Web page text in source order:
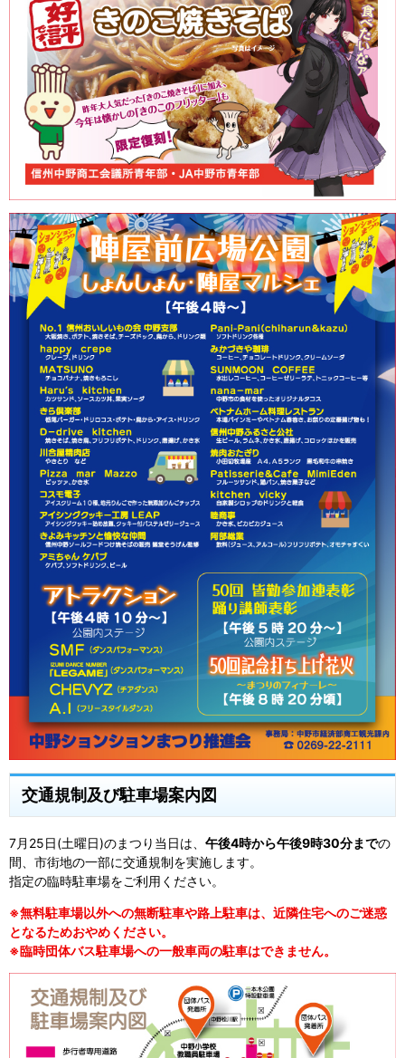
交通規制及び駐車場案内図
7月25日(土曜日)のまつり当日は、 午後4時から午後9時30分までの
間、市街地の一部に交通規制を実施します。
指定の臨時駐車場をご利用ください。
※無料駐車場以外への無断駐車や路上駐車は、近隣住宅へのご迷惑
となるためおやめください。
※臨時団体バス駐車場への一般車両の駐車はできません。